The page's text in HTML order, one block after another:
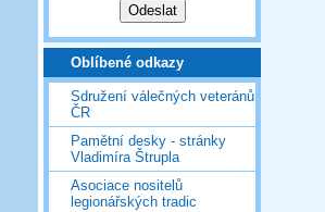
Oblíbené odkazy
Sdružení válečných veteránů
ČR
Pamětní desky - stránky
Vladimíra Štrupla
Asociace nositelů
legionářských tradic